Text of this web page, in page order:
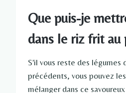
Que puis-je
dans le riz frit au
S'il vous reste des légumes
précédents, vous pouvez
mélanger dans ce